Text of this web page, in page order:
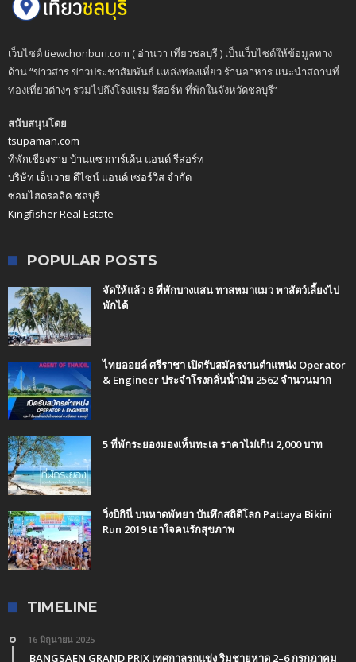
เว็บไซต์ tiewchonburi.com ( อ่านว่า เที่ยวชลบุรี ) เป็นเว็บไซต์ให้ข้อมูลทาง
ด้าน “ข่าวสาร ข่าวประชาสัมพันธ์ แหล่งท่องเที่ยว ร้านอาหาร แนะนำสถานที่
ท่องเที่ยวต่างๆ รวมไปถึงโรงแรม รีสอร์ท ที่พักในจังหวัดชลบุรี”
สนับสนุนโดย
tsupaman.com
ที่พักเชียงราย บ้านแซวการ์เด้น แอนด์ รีสอร์ท
บริษัท เอ็นวาย ดีไซน์ แอนด์ เซอร์วิส จำกัด
ซ่อมไฮดรอลิค ชลบุรี
Kingfisher Real Estate
POPULAR POSTS
จัดให้แล้ว 8 ที่พักบางแสน ทาสหมาแมว พาสัตว์เลี้ยงไป
พักได้
ไทยออยล์ ศรีราชา เปิดรับสมัครงานตำแหน่ง Operator
& Engineer ประจำโรงกลั่นน้ำมัน 2562 จำนวนมาก
5 ที่พักระยองมองเห็นทะเล ราคาไม่เกิน 2,000 บาท
วิ่งบิกินี่ บนหาดพัทยา บันทึกสถิติโลก Pattaya Bikini
Run 2019 เอาใจคนรักสุขภาพ
TIMELINE
16 มิถุนายน 2025
BANGSAEN GRAND PRIX เทศกาลรถแข่ง ริมชายหาด 2–6 กรกฎาคม